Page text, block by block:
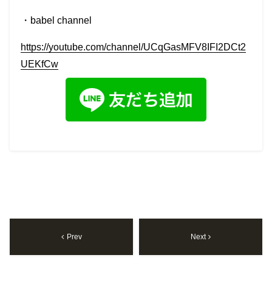
・ babel channel
https://youtube.com/channel/UCqGasMFV8IFI2DCt2
UEKfCw
Prev Next